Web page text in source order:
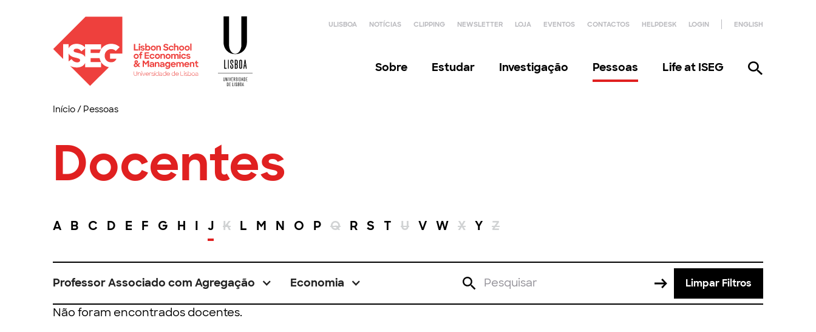
ULISBOA NOTÍCIAS CLIPPING NEWSLETTER LOJA EVENTOS CONTACTOS HELPDESK LOGIN ENGLISH
Sobre Estudar Investigação Pessoas Life at ISEG
Início/ Pessoas
Docentes
A B C D E F G H I J K L M N O P Q R S T U V W X Y Z
Professor Associado com Agregação Economia Limpar Filtros
Não foram encontrados docentes.